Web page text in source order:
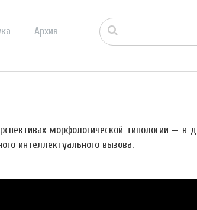
Архив
морфологической типологии — в
интеллектуального вызова.